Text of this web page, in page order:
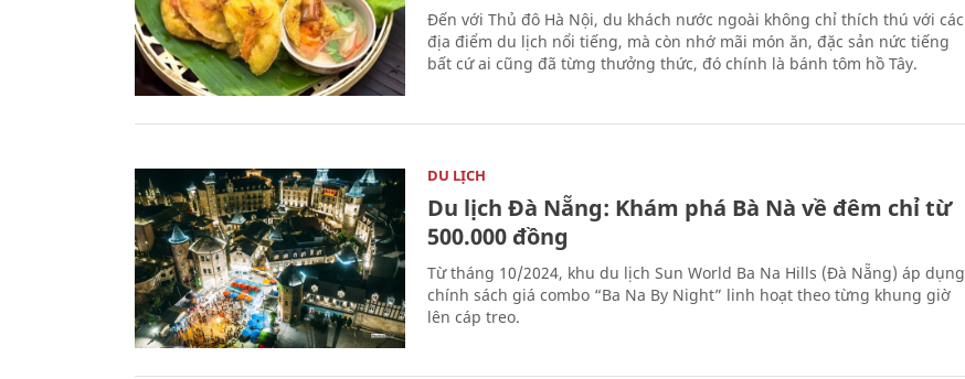
Đến với Thủ đô Hà Nội, du khách nước ngoài không chỉ thích thú với các
địa điểm du lịch nổi tiếng, mà còn nhớ mãi món ăn, đặc sản nức tiếng
bất cứ ai cũng đã từng thưởng thức, đó chính là bánh tôm hồ Tây.
DU LỊCH
Du lịch Đà Nẵng: Khám phá Bà Nà về đêm chỉ từ
500.000 đồng
Từ tháng 10/2024, khu du lịch Sun World Ba Na Hills (Đà Nẵng) áp dụng
chính sách giá combo “Ba Na By Night” linh hoạt theo từng khung giờ
lên cáp treo.